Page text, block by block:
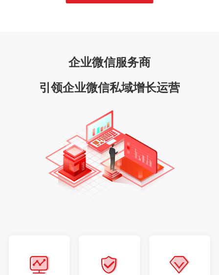
企业微信服务商
引领企业微信私域增长运营